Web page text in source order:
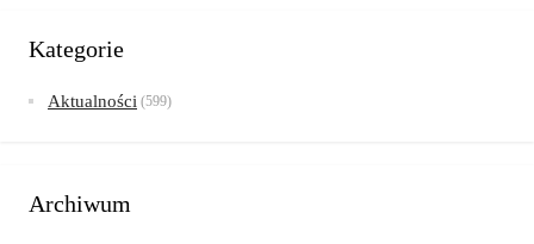
Kategorie
Aktualności (599)
Archiwum